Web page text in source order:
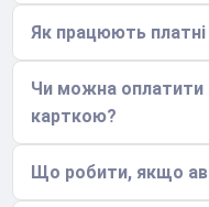
Як працюють платні
Чи можна
карткою?
Що робити, якщо